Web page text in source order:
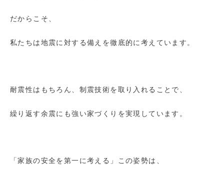
だからこそ、
私たちは地震に対する備えを徹底的に考えています。
耐震性はもちろん、制震技術を取り入れることで、
繰り返す余震にも強い家づくりを実現しています。
「家族の安全を第一に考える」この姿勢は、